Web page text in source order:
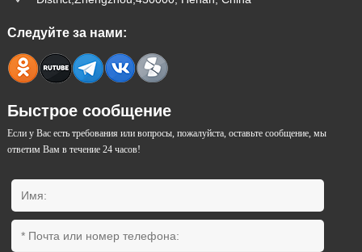
Следуйте за нами:
Быстрое сообщение
Если у Вас есть требования или вопросы, пожалуйста, оставьте сообщение, мы
ответим Вам в течение 24 часов!